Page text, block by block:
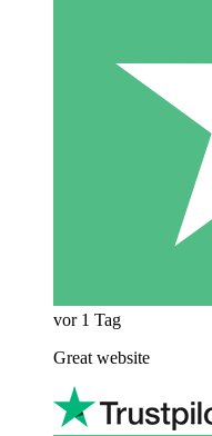
vor 1 Tag
Great website